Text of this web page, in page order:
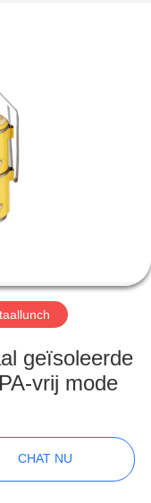
geïsoleerde
vrij mode
CHAT NU